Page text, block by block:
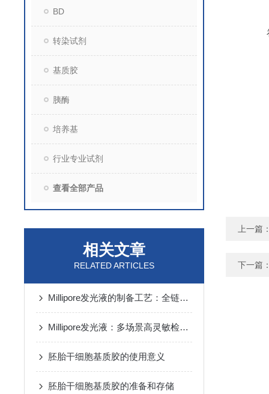
BD
转染试剂
基质胶
胰酶
培养基
行业专业试剂
查看全部产品
相关文章
RELATED ARTICLES
Millipore发光液的制备工艺：全链路质控保障检测性能稳定
Millipore发光液：多场景高灵敏检测的核心试剂支撑
胚胎干细胞基质胶的使用意义
胚胎干细胞基质胶的准备和存储
上一篇
下一篇